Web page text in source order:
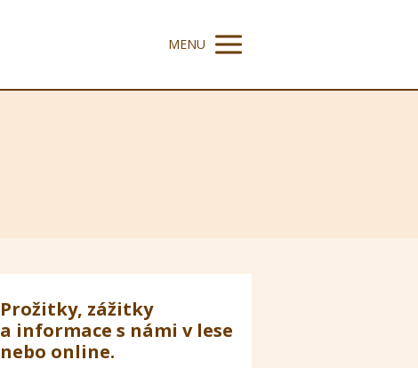
MENU
Prožitky, zážitky
a informace s námi v lese
nebo online.